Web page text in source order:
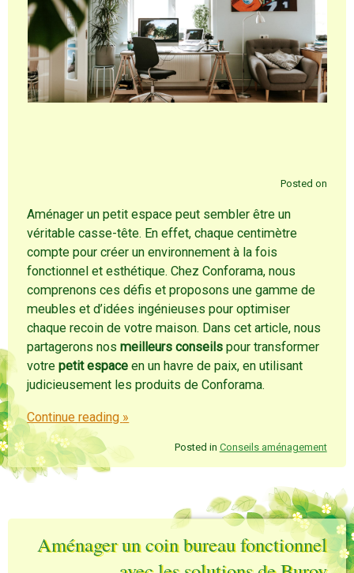
Posted on
Aménager un petit espace peut sembler être un
véritable casse-tête. En effet, chaque centimètre
compte pour créer un environnement à la fois
fonctionnel et esthétique. Chez Conforama, nous
comprenons ces défis et proposons une gamme de
meubles et d’idées ingénieuses pour optimiser
chaque recoin de votre maison. Dans cet article, nous
partagerons nosmeilleurs conseils pour transformer
votrepetit espace en un havre de paix, en utilisant
judicieusement les produits de Conforama.
Continue reading »
Posted in Conseils aménagement
Aménager un coin bureau fonctionnel